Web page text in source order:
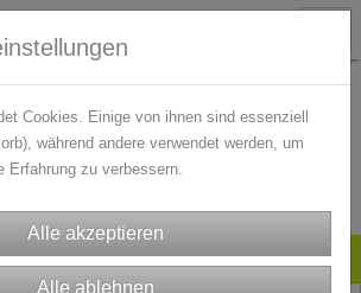
Artikelsuche
keine Produkte gefunden.
Cookies. Einige von ihnen sind essenziell
während andere verwendet werden, um
Erfahrung zu verbessern.